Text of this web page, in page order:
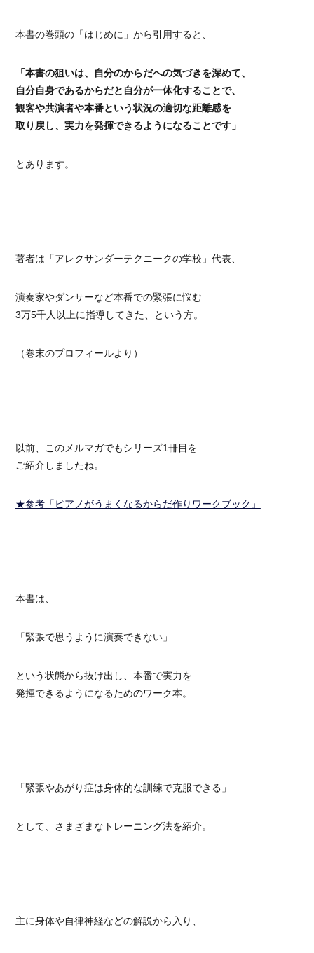
本書の巻頭の「はじめに」から引用すると、
「本書の狙いは、自分のからだへの気づきを深めて、
自分自身であるからだと自分が一体化することで、
観客や共演者や本番という状況の適切な距離感を
取り戻し、実力を発揮できるようになることです」
とあります。
著者は「アレクサンダーテクニークの学校」代表、
演奏家やダンサーなど本番での緊張に悩む
3万5千人以上に指導してきた、という方。
（巻末のプロフィールより）
以前、このメルマガでもシリーズ1冊目を
ご紹介しましたね。
★参考「ピアノがうまくなるからだ作りワークブック」
本書は、
「緊張で思うように演奏できない」
という状態から抜け出し、本番で実力を
発揮できるようになるためのワーク本。
「緊張やあがり症は身体的な訓練で克服できる」
として、さまざまなトレーニング法を紹介。
主に身体や自律神経などの解説から入り、